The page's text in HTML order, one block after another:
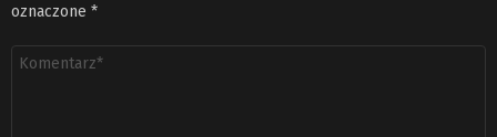
oznaczone *